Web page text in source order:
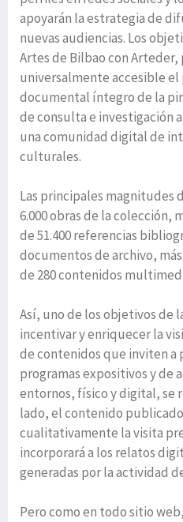
apoyarán la estrategia de
nuevas audiencias. Los
Artes de Bilbao con Arteder,
universalmente accesible
documental íntegro de la
de consulta e investigación
una comunidad digital de
culturales.
Las principales magnitudes
6.000 obras de la colección,
de 51.400 referencias
documentos de archivo,
de 280 contenidos
Así, uno de los objetivos de
incentivar y enriquecer la
de contenidos que inviten a
programas expositivos y de
entornos, físico y digital, se
lado, el contenido
cualitativamente la visita
incorporará a los relatos
generadas por la actividad
Pero como en todo sitio